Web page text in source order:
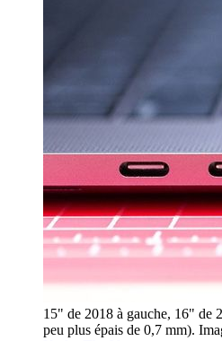
15" de 2018 à gauche, 16" de
peu plus épais de 0,7 mm).